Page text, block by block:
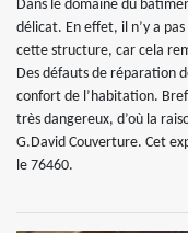
Dans le domaine du
délicat. En effet, il n’y a
cette structure, car cela
Des défauts de réparation
confort de l’habitation.
très dangereux, d’où la
G.David Couverture. Cet
le 76460.